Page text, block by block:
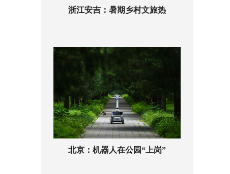
浙江安吉：暑期乡村文旅热
北京：机器人在公园“上岗”